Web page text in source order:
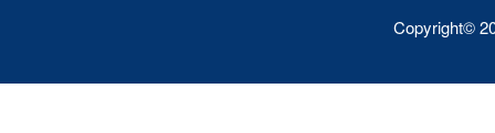
Copyright©